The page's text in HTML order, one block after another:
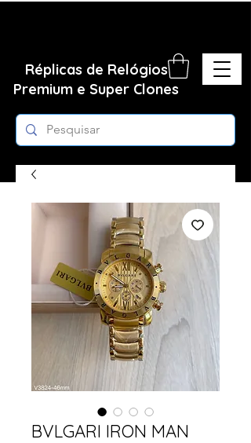
Réplicas de Relógios
Premium e Super Clones
BVLGARI IRON MAN